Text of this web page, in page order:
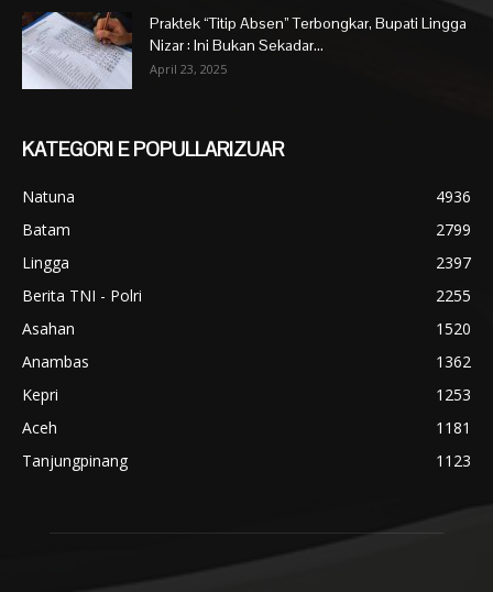
Praktek “Titip Absen” Terbongkar, Bupati Lingga
Nizar : Ini Bukan Sekadar...
April 23, 2025
KATEGORI E POPULLARIZUAR
Natuna
4936
Batam
2799
Lingga
2397
Berita TNI - Polri
2255
Asahan
1520
Anambas
1362
Kepri
1253
Aceh
1181
Tanjungpinang
1123